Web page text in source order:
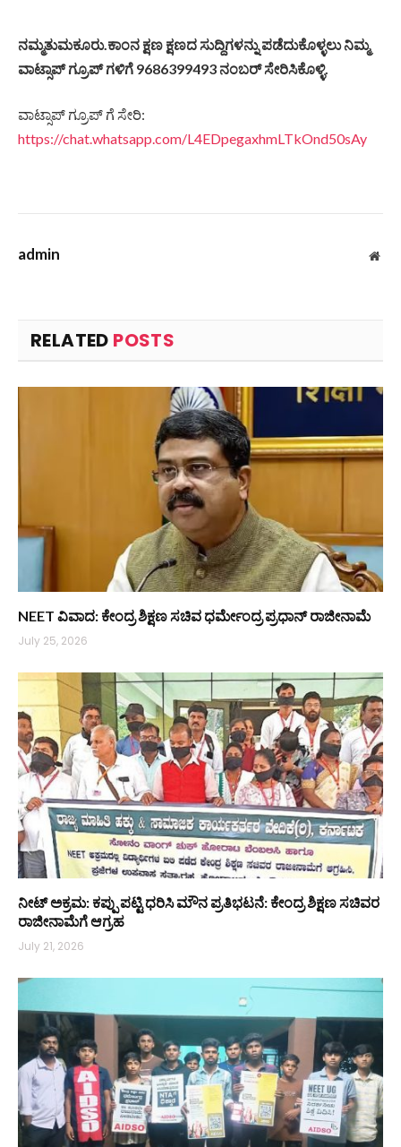
ನಮ್ಮತುಮಕೂರು.ಕಾಂನ ಕ್ಷಣ ಕ್ಷಣದ ಸುದ್ದಿಗಳನ್ನು ಪಡೆದುಕೊಳ್ಳಲು ನಿಮ್ಮ
ವಾಟ್ಸಾಪ್ ಗ್ರೂಪ್ ಗಳಿಗೆ 9686399493 ನಂಬರ್ ಸೇರಿಸಿಕೊಳ್ಳಿ.
ವಾಟ್ಸಾಪ್ ಗ್ರೂಪ್ ಗೆ ಸೇರಿ:
https://chat.whatsapp.com/L4EDpegaxhmLTkOnd50sAy
admin
RELATED POSTS
NEET ವಿವಾದ: ಕೇಂದ್ರ ಶಿಕ್ಷಣ ಸಚಿವ ಧರ್ಮೇಂದ್ರ ಪ್ರಧಾನ್ ರಾಜೀನಾಮೆ
July 25, 2026
ನೀಟ್ ಅಕ್ರಮ: ಕಪ್ಪು ಪಟ್ಟಿ ಧರಿಸಿ ಮೌನ ಪ್ರತಿಭಟನೆ: ಕೇಂದ್ರ ಶಿಕ್ಷಣ ಸಚಿವರ
ರಾಜೀನಾಮೆಗೆ ಆಗ್ರಹ
July 21, 2026